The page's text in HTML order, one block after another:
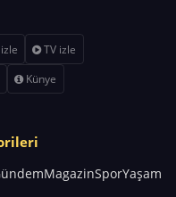
TV izle
Künye
MagazinSporYaşam